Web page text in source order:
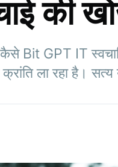
की
Bit GPT IT
ला रहा है। सत्य